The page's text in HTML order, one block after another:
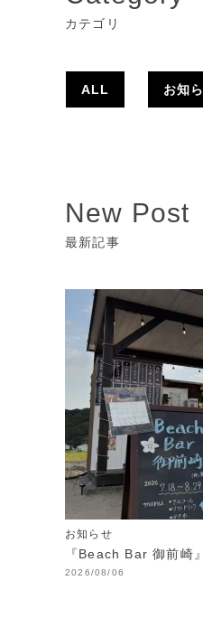
カテゴリ
ALL お知
New Post
最新記事
『Beach Bar 御前崎
お知らせ
2026/08/06